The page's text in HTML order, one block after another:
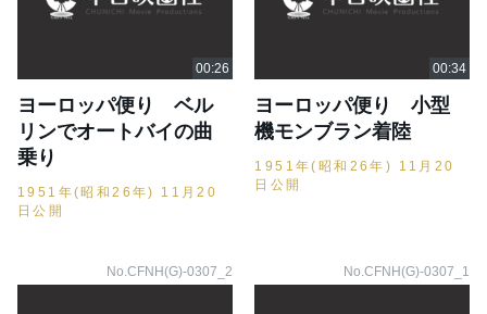
ヨーロッパ便り ベル
リンでオートバイの曲
乗り
1951年(昭和26年) 11月20
日公開
ヨーロッパ便り 小型
機モンブラン着陸
1951年(昭和26年) 11月20
日公開
No.CFNH(G)-0307_2 No.CFNH(G)-0307_1